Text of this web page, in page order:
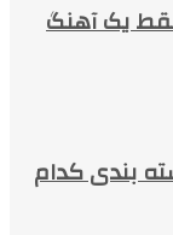
فقط یک آهنگ
بندی کدام